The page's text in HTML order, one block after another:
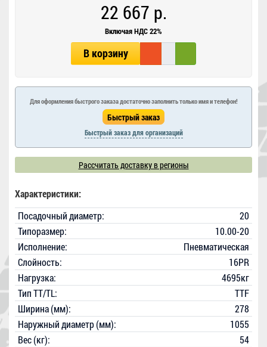
22 667 р.
Включая НДС 22%
В корзину
Для оформления быстрого заказа достаточно заполнить только имя и телефон!
Быстрый заказ для организаций
Рассчитать доставку в регионы
Характеристики:
Посадочный диаметр:
20
Типоразмер:
10.00-20
Исполнение:
Пневматическая
Слойность:
16PR
Нагрузка:
4695кг
Тип TT/TL:
TTF
Ширина (мм):
278
Наружный диаметр (мм):
1055
Вес (кг):
54